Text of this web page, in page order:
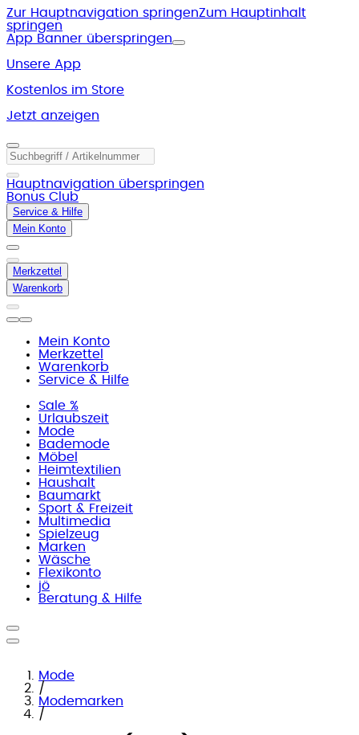
Zur Hauptnavigation springenZum Hauptinhalt
springen
App Banner überspringen
Unsere App
Kostenlos im Store
Jetzt anzeigen
Hauptnavigation überspringen
Bonus Club
Service & Hilfe
Mein Konto
Merkzettel
Warenkorb
Mein Konto
Merkzettel
Warenkorb
Service & Hilfe
Sale %
Urlaubszeit
Mode
Bademode
Möbel
Heimtextilien
Haushalt
Baumarkt
Sport & Freizeit
Multimedia
Spielzeug
Marken
Wäsche
Flexikonto
jö
Beratung & Hilfe
Mode
/
Modemarken
/